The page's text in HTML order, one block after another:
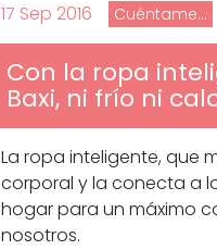
17 Sep 2016 Cuéntame...
Con la ropa
Baxi, ni frío ni
La ropa inteligente, que
corporal y la conecta a
hogar para un máximo
nosotros.